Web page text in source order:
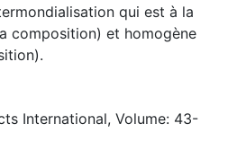
qui est à la
composition) et homogène
International, Volume: 43-